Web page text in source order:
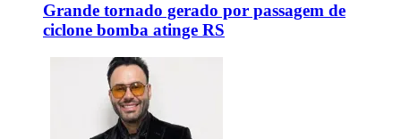
Grande tornado gerado por passagem de
ciclone bomba atinge RS